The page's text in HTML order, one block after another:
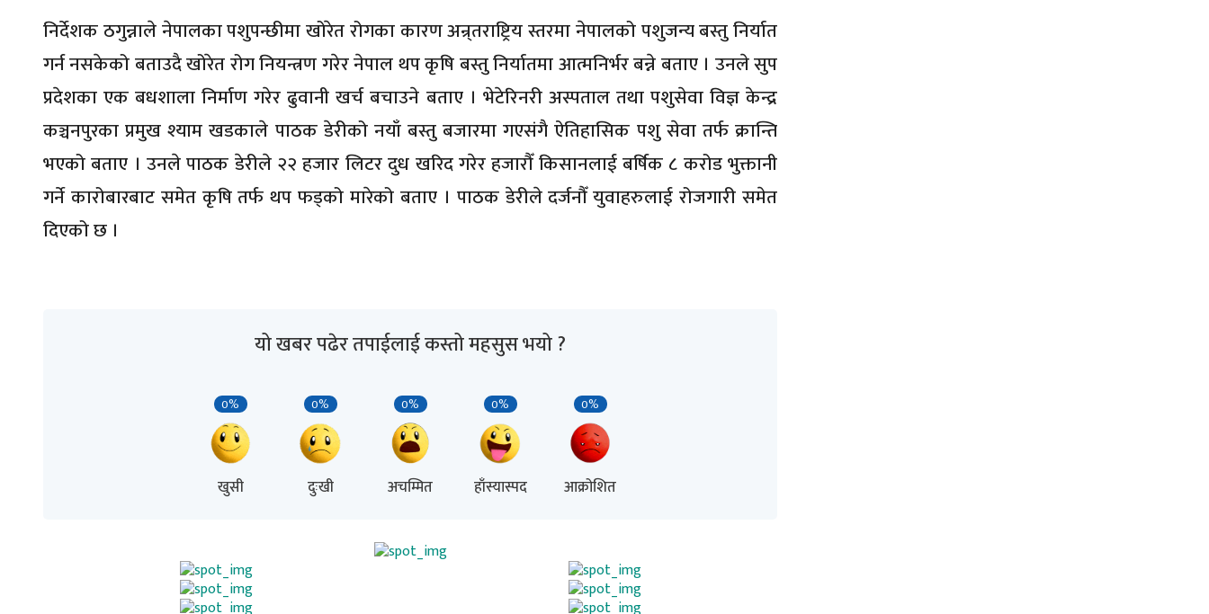
निर्देशक ठगुन्नाले नेपालका पशुपन्छीमा खोरेत रोगका कारण अन्र्तराष्ट्रिय स्तरमा नेपालको पशुजन्य बस्तु निर्यात
गर्न नसकेको बताउदै खोरेत रोग नियन्त्रण गरेर नेपाल थप कृषि बस्तु निर्यातमा आत्मनिर्भर बन्ने बताए । उनले सुप
प्रदेशका एक बधशाला निर्माण गरेर ढुवानी खर्च बचाउने बताए । भेटेरिनरी अस्पताल तथा पशुसेवा विज्ञ केन्द्र
कञ्चनपुरका प्रमुख श्याम खडकाले पाठक डेरीको नयाँ बस्तु बजारमा गएसंगै ऐतिहासिक पशु सेवा तर्फ क्रान्ति
भएको बताए । उनले पाठक डेरीले २२ हजार लिटर दुध खरिद गरेर हजारौँ किसानलाई बर्षिक ८ करोड भुक्तानी
गर्ने कारोबारबाट समेत कृषि तर्फ थप फड्को मारेको बताए । पाठक डेरीले दर्जनौँ युवाहरुलाई रोजगारी समेत
दिएको छ ।
यो खबर पढेर तपाईलाई कस्तो महसुस भयो ?
0%
खुसी
0%
दुःखी
0%
अचम्मित
0%
हाँस्यास्पद
0%
आक्रोशित